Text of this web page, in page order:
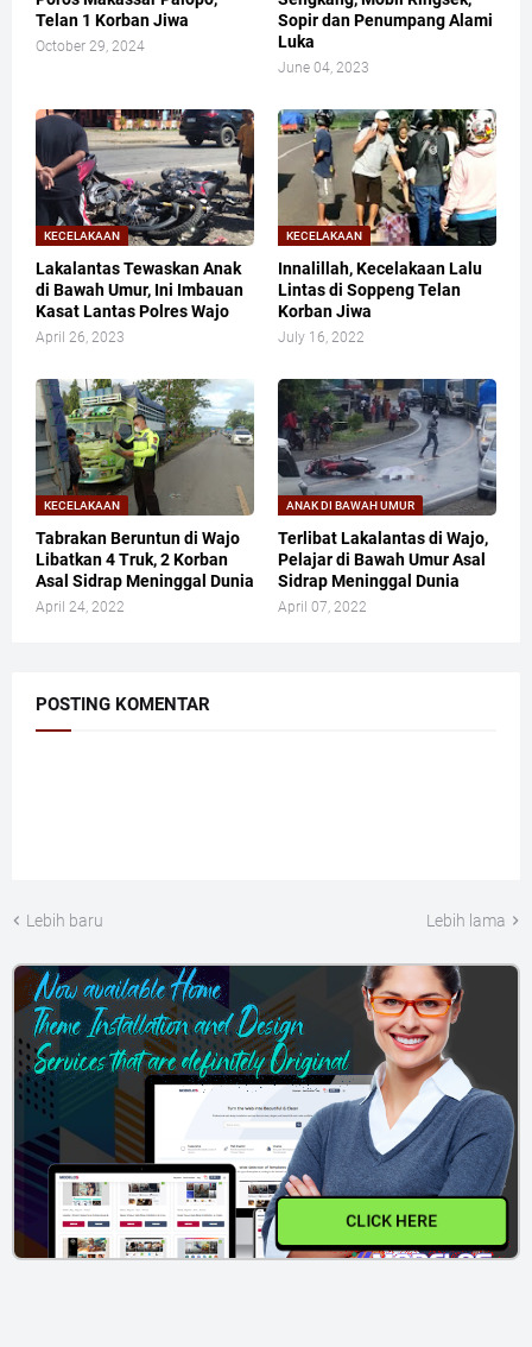
Telan 1 Korban Jiwa
October 29, 2024
Sopir dan Penumpang Alami
Luka
June 04, 2023
KECELAKAAN
Lakalantas Tewaskan Anak
di Bawah Umur, Ini Imbauan
Kasat Lantas Polres Wajo
April 26, 2023
KECELAKAAN
Innalillah, Kecelakaan Lalu
Lintas di Soppeng Telan
Korban Jiwa
July 16, 2022
KECELAKAAN
Tabrakan Beruntun di Wajo
Libatkan 4 Truk, 2 Korban
Asal Sidrap Meninggal Dunia
April 24, 2022
ANAK DI BAWAH UMUR
Terlibat Lakalantas di Wajo,
Pelajar di Bawah Umur Asal
Sidrap Meninggal Dunia
April 07, 2022
POSTING KOMENTAR
Lebih baru Lebih lama
CLICK HERE